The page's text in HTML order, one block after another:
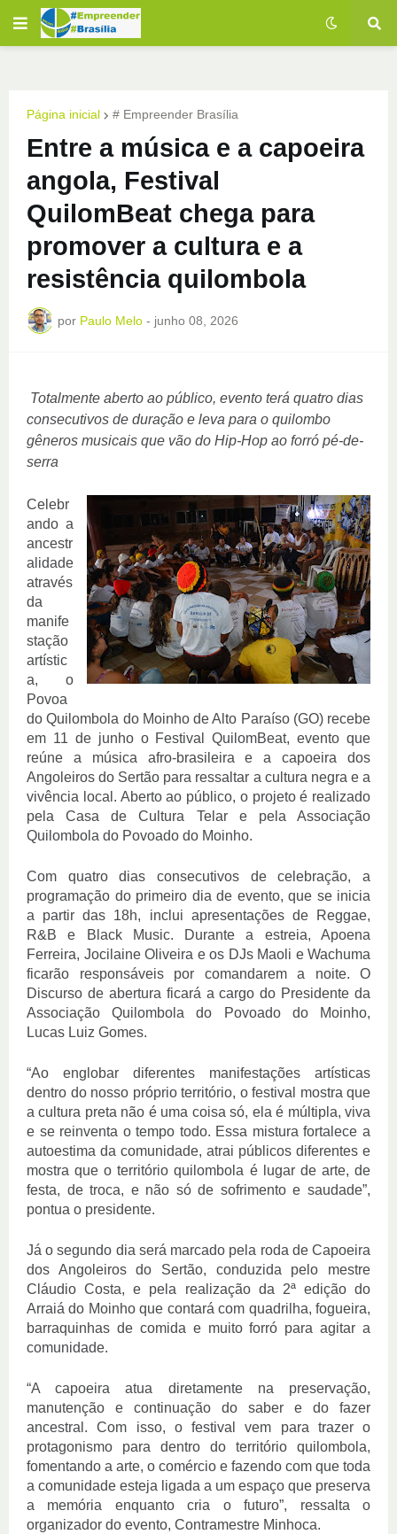
Página inicial # Empreender Brasília
Entre a música e a capoeira
angola, Festival
QuilomBeat chega para
promover a cultura e a
resistência quilombola
por Paulo Melo - junho 08, 2026
Totalmente aberto ao público, evento terá quatro dias
consecutivos de duração e leva para o quilombo
gêneros musicais que vão do Hip-Hop ao forró pé-de-
serra
Celebr
ando a
ancestr
alidade
através
da
manife
stação
artístic
a, o
Povoa
do Quilombola do Moinho de Alto Paraíso (GO) recebe
em 11 de junho o Festival QuilomBeat, evento que
reúne a música afro-brasileira e a capoeira dos
Angoleiros do Sertão para ressaltar a cultura negra e a
vivência local. Aberto ao público, o projeto é realizado
pela Casa de Cultura Telar e pela Associação
Quilombola do Povoado do Moinho.
Com quatro dias consecutivos de celebração, a
programação do primeiro dia de evento, que se inicia
a partir das 18h, inclui apresentações de Reggae,
R&B e Black Music. Durante a estreia, Apoena
Ferreira, Jocilaine Oliveira e os DJs Maoli e Wachuma
ficarão responsáveis por comandarem a noite. O
Discurso de abertura ficará a cargo do Presidente da
Associação Quilombola do Povoado do Moinho,
Lucas Luiz Gomes.
“Ao englobar diferentes manifestações artísticas
dentro do nosso próprio território, o festival mostra que
a cultura preta não é uma coisa só, ela é múltipla, viva
e se reinventa o tempo todo. Essa mistura fortalece a
autoestima da comunidade, atrai públicos diferentes e
mostra que o território quilombola é lugar de arte, de
festa, de troca, e não só de sofrimento e saudade”,
pontua o presidente.
Já o segundo dia será marcado pela roda de Capoeira
dos Angoleiros do Sertão, conduzida pelo mestre
Cláudio Costa, e pela realização da 2ª edição do
Arraiá do Moinho que contará com quadrilha, fogueira,
barraquinhas de comida e muito forró para agitar a
comunidade.
“A capoeira atua diretamente na preservação,
manutenção e continuação do saber e do fazer
ancestral. Com isso, o festival vem para trazer o
protagonismo para dentro do território quilombola,
fomentando a arte, o comércio e fazendo com que toda
a comunidade esteja ligada a um espaço que preserva
a memória enquanto cria o futuro”, ressalta o
organizador do evento, Contramestre Minhoca.